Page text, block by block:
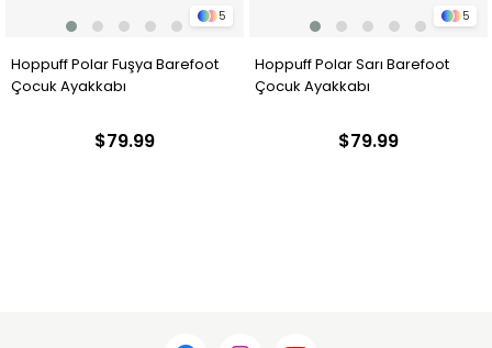
5
Hoppuff Polar Sarı Barefoot
Çocuk Ayakkabı
$79.99
5
Hoppuff Polar Saks Barefoot
Çocuk Ayakkabı
$79.99